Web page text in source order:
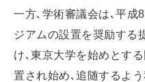
一方､学術審議会は､平成
ジアムの設置を奨励する
け､東京大学を始めとす
置され始め､追随するよ